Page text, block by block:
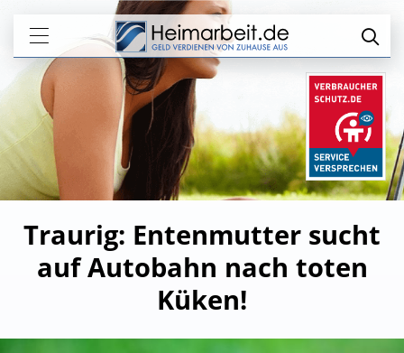
Traurig: Entenmutter sucht
auf Autobahn nach toten
Küken!